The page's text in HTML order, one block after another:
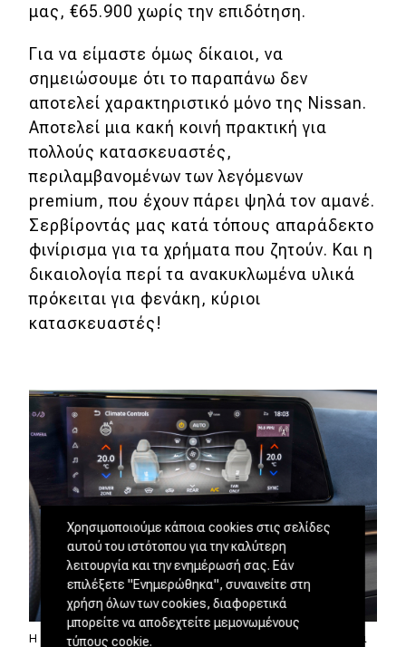
μας, €65.900 χωρίς την επιδότηση.
Για να είμαστε όμως δίκαιοι, να
σημειώσουμε ότι το παραπάνω δεν
αποτελεί χαρακτηριστικό μόνο της Nissan.
Αποτελεί μια κακή κοινή πρακτική για
πολλούς κατασκευαστές,
περιλαμβανομένων των λεγόμενων
premium, που έχουν πάρει ψηλά τον αμανέ.
Σερβίροντάς μας κατά τόπους απαράδεκτο
φινίρισμα για τα χρήματα που ζητούν. Και η
δικαιολογία περί τα ανακυκλωμένα υλικά
πρόκειται για φενάκη, κύριοι
κατασκευαστές!
Η μοναδικότητα στο εσωτερικό του Ariya αναδεικνύεται
Χρησιμοποιούμε κάποια cookies στις σελίδες
αυτού του ιστότοπου για την καλύτερη
λειτουργία και την ενημέρωσή σας. Εάν
επιλέξετε "Ενημερώθηκα", συναινείτε στη
χρήση όλων των cookies, διαφορετικά
μπορείτε να αποδεχτείτε μεμονωμένους
τύπους cookie.